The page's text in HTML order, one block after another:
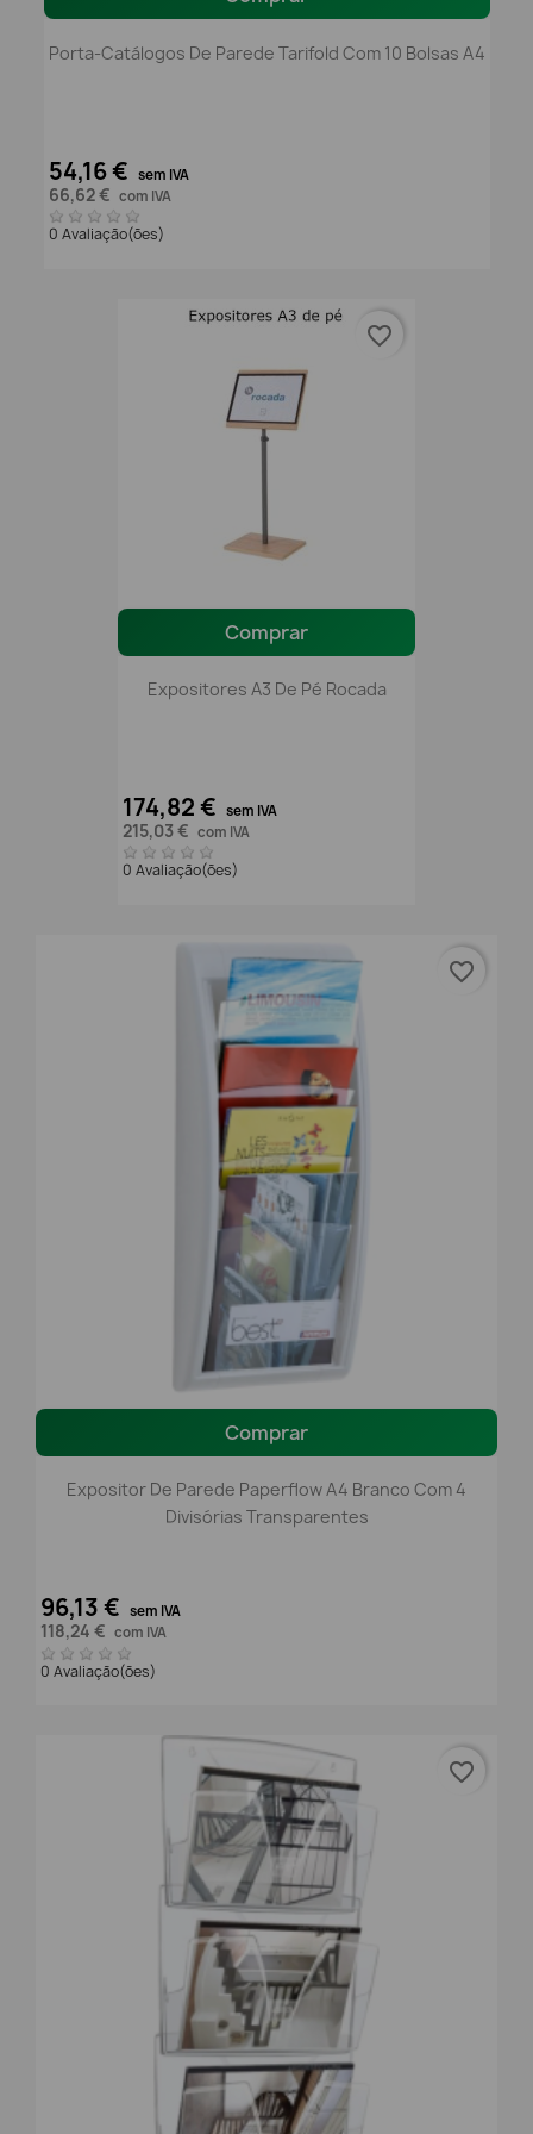
Porta-Catálogos De Parede Tarifold Com 10 Bolsas A4
54,16 € sem IVA
66,62 € com IVA
0 Avaliação(ões)
Comprar
Expositores A3 De Pé Rocada
174,82 € sem IVA
215,03 € com IVA
0 Avaliação(ões)
favorite_border
Comprar
Expositor De Parede Paperflow A4 Branco Com 4
Divisórias Transparentes
96,13 € sem IVA
118,24 € com IVA
0 Avaliação(ões)
favorite_border
favorite_border